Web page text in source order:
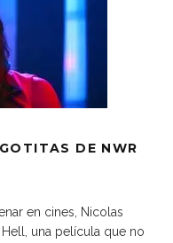
DE NWR
en cines, Nicolas
una película que no